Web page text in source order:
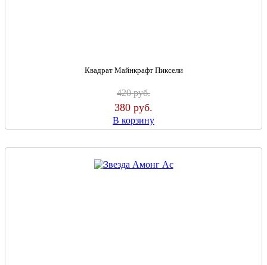
Квадрат Майнкрафт Пиксели
420руб.
380 руб.
В корзину